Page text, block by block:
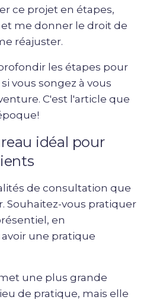
ce projet en étapes,
me donner le droit de
réajuster.
les étapes pour
vous songez à vous
C'est l'article que
idéal pour
de consultation que
Souhaitez-vous pratiquer
en
une pratique
une plus grande
de pratique, mais elle